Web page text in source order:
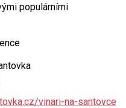
populárními
vinari-na-santovce